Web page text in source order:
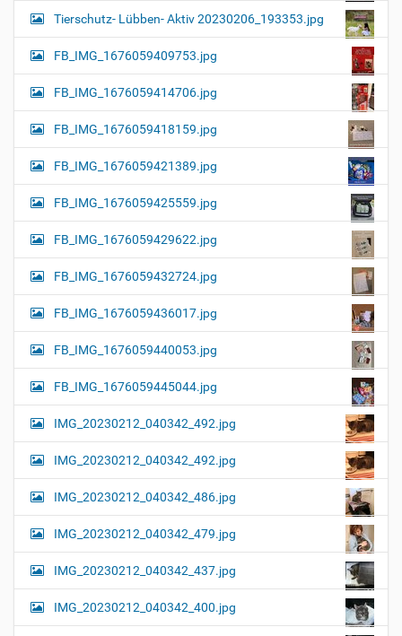
Tierschutz- Lübben- Aktiv 20230206_193353.jpg
FB_IMG_1676059409753.jpg
FB_IMG_1676059414706.jpg
FB_IMG_1676059418159.jpg
FB_IMG_1676059421389.jpg
FB_IMG_1676059425559.jpg
FB_IMG_1676059429622.jpg
FB_IMG_1676059432724.jpg
FB_IMG_1676059436017.jpg
FB_IMG_1676059440053.jpg
FB_IMG_1676059445044.jpg
IMG_20230212_040342_492.jpg
IMG_20230212_040342_492.jpg
IMG_20230212_040342_486.jpg
IMG_20230212_040342_479.jpg
IMG_20230212_040342_437.jpg
IMG_20230212_040342_400.jpg